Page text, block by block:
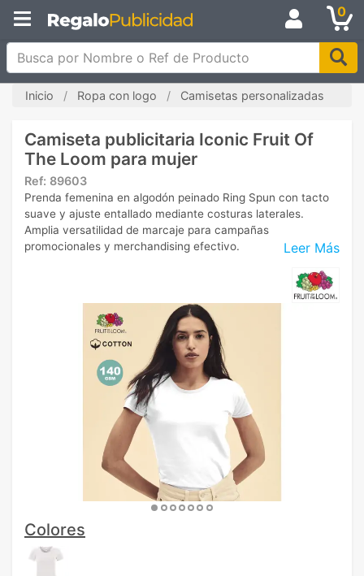
0
Busca por Nombre o Ref de Producto
Inicio Ropa con logo Camisetas personalizadas
Camiseta publicitaria Iconic Fruit Of
The Loom para mujer
Ref: 89603
Leer Más
Prenda femenina en algodón peinado Ring Spun con tacto
suave y ajuste entallado mediante costuras laterales.
Amplia versatilidad de marcaje para campañas
promocionales y merchandising efectivo.
Colores